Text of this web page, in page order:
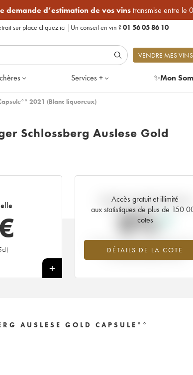
demande d’estimation de vos vinstransmise entre le
sur place cliquez ici | Un conseil en vin ?01 56 05 86 10
VENDRE MES VINS
Services + ✨Mon
2021 (Blanc liquoreux)
Schlossberg Auslese Gold
+
Accès gratuit et illimité
aux statistiques de plus de 150
cotes
DÉTAILS DE LA COTE
Tendance actuelle de la cote
0%
Tendance à la hausse du millésime
en 2026 par rapport à 2025
AUSLESE GOLD CAPSULE°°